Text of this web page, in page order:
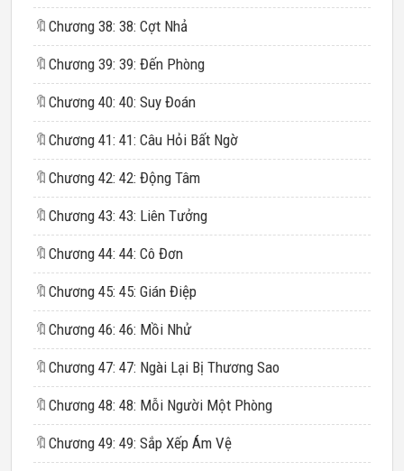
🔖 Chương 38: 38: Cợt Nhả
🔖 Chương 39: 39: Đến Phòng
🔖 Chương 40: 40: Suy Đoán
🔖 Chương 41: 41: Câu Hỏi Bất Ngờ
🔖 Chương 42: 42: Động Tâm
🔖 Chương 43: 43: Liên Tưởng
🔖 Chương 44: 44: Cô Đơn
🔖 Chương 45: 45: Gián Điệp
🔖 Chương 46: 46: Mồi Nhử
🔖 Chương 47: 47: Ngài Lại Bị Thương Sao
🔖 Chương 48: 48: Mỗi Người Một Phòng
🔖 Chương 49: 49: Sắp Xếp Ám Vệ